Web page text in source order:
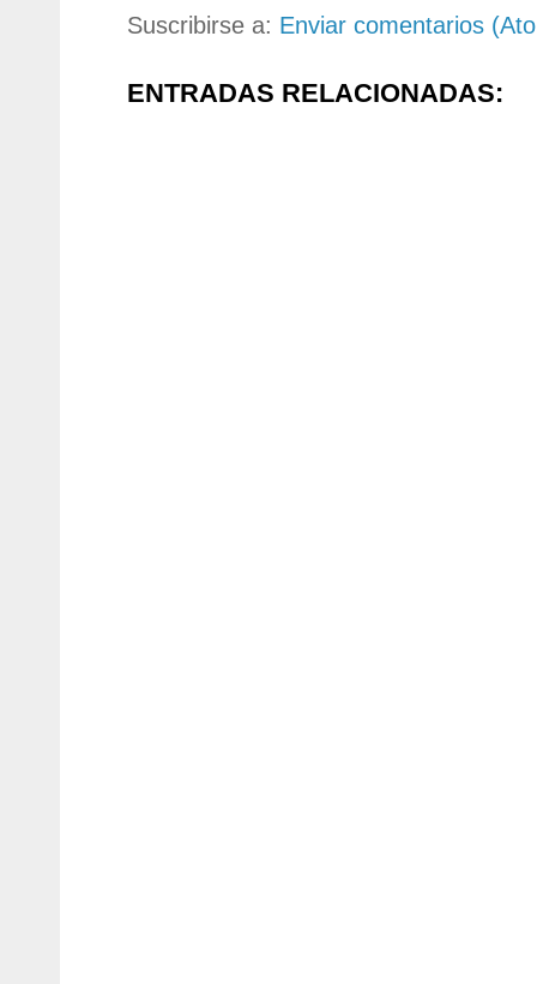
Suscribirse a: Enviar comentarios
ENTRADAS RELACIONADAS: